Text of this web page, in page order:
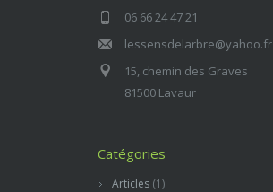
06 66 24 47 21
lessensdelarbre@yahoo.fr
15, chemin des Graves
81500 Lavaur
Catégories
Articles (1)